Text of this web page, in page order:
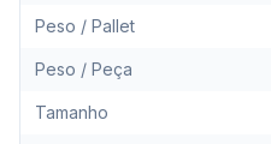
Peso / Pallet
Peso / Peça
Tamanho